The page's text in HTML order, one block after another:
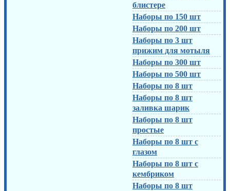
блистере
Наборы по 150 шт
Наборы по 200 шт
Наборы по 3 шт
прижим для мотыля
Наборы по 300 шт
Наборы по 500 шт
Наборы по 8 шт
Наборы по 8 шт
заливка шарик
Наборы по 8 шт
простые
Наборы по 8 шт с
глазом
Наборы по 8 шт с
кембриком
Наборы по 8 шт